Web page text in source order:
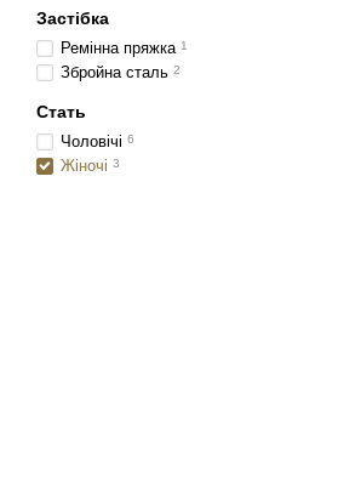
Застібка
Ремінна пряжка 1
Збройна сталь 2
Стать
Чоловічі 6
Жіночі 3